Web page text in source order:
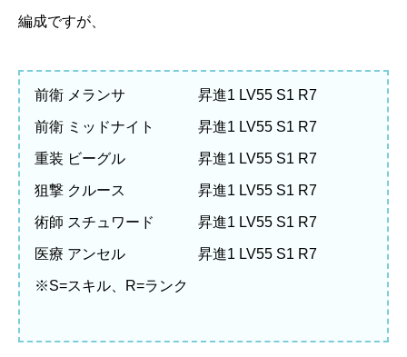
編成ですが、
前衛 メランサ 昇進1 LV55 S1 R7
前衛 ミッドナイト 昇進1 LV55 S1 R7
重装 ビーグル 昇進1 LV55 S1 R7
狙撃 クルース 昇進1 LV55 S1 R7
術師 スチュワード 昇進1 LV55 S1 R7
医療 アンセル 昇進1 LV55 S1 R7
※S=スキル、R=ランク